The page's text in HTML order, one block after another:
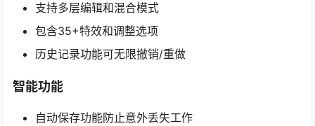
支持多层编辑和混合模式
包含35+特效和调整选项
历史记录功能可无限撤销/重做
智能功能
自动保存功能防止意外丢失工作